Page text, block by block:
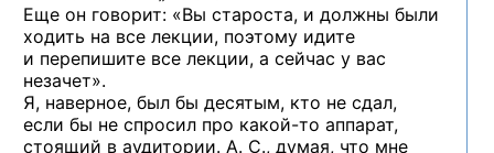
Еще он говорит: «Вы староста, и должны были
ходить на все лекции, поэтому идите
и перепишите все лекции, а сейчас у вас
незачет».
Я, наверное, был бы десятым, кто не сдал,
если бы не спросил про какой-то аппарат,
стоящий в аудитории. А. С., думая, что мне